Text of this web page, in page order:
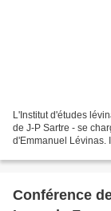
L'Institut d'études
de J-P Sartre - se
d'Emmanuel Lévinas.
Conférence